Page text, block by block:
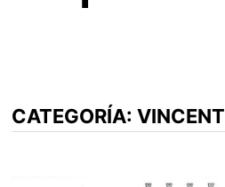
CATEGORÍA: VINCENT